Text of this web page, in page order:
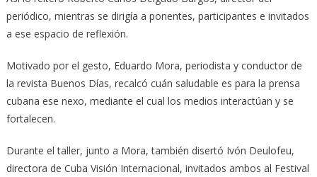
periódico, mientras se dirigía a ponentes, participantes e invitados
a ese espacio de reflexión.
Motivado por el gesto, Eduardo Mora, periodista y conductor de
la revista Buenos Días, recalcó cuán saludable es para la prensa
cubana ese nexo, mediante el cual los medios interactúan y se
fortalecen.
Durante el taller, junto a Mora, también disertó Ivón Deulofeu,
directora de Cuba Visión Internacional, invitados ambos al Festival